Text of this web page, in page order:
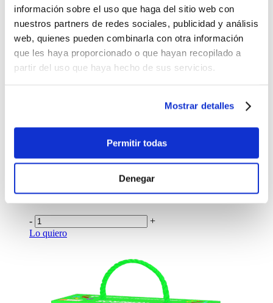
información sobre el uso que haga del sitio web con
nuestros partners de redes sociales, publicidad y análisis
web, quienes pueden combinarla con otra información
que les haya proporcionado o que hayan recopilado a
partir del uso que haya hecho de sus servicios.
Mostrar detalles
Permitir todas
Denegar
-
+
Lo quiero
Libro Mitología del ajedrez
$10.00
-
+
Libro Lp dinosaurs attack
-
+
Lo quiero